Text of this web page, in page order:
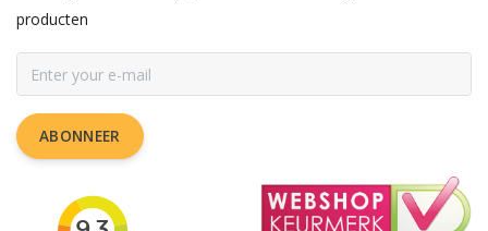
producten
ABONNEER